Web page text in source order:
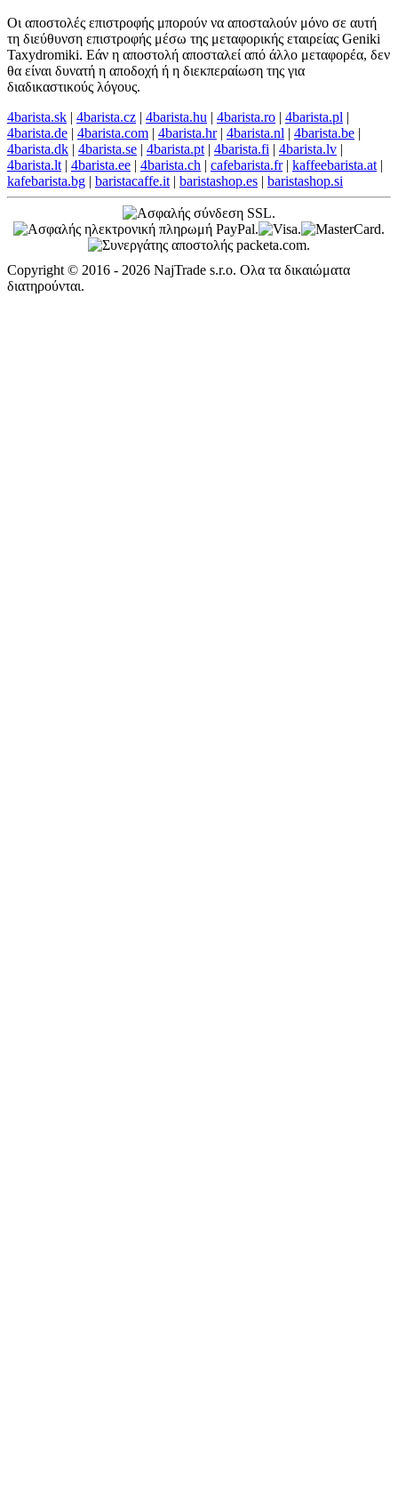
Οι αποστολές επιστροφής μπορούν να αποσταλούν μόνο σε αυτή
τη διεύθυνση επιστροφής μέσω της μεταφορικής εταιρείας Geniki
Taxydromiki. Εάν η αποστολή αποσταλεί από άλλο μεταφορέα, δεν
θα είναι δυνατή η αποδοχή ή η διεκπεραίωση της για
διαδικαστικούς λόγους.
4barista.sk | 4barista.cz | 4barista.hu | 4barista.ro | 4barista.pl |
4barista.de | 4barista.com | 4barista.hr| 4barista.nl | 4barista.be |
4barista.dk | 4barista.se | 4barista.pt | 4barista.fi | 4barista.lv |
4barista.lt | 4barista.ee | 4barista.ch | cafebarista.fr| kaffeebarista.at |
kafebarista.bg | baristacaffe.it | baristashop.es | baristashop.si
Copyright © 2016 - 2026 NajTrade s.r.o. Ολα τα δικαιώματα
διατηρούνται.